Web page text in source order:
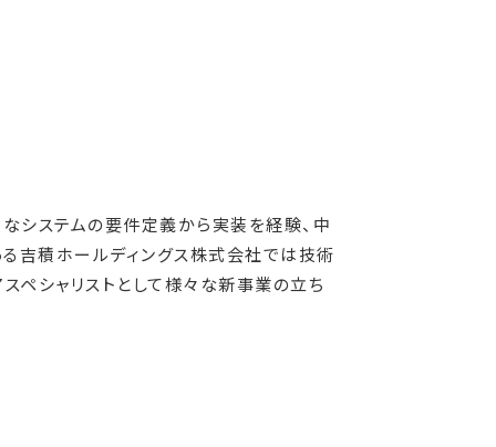
システムの要件定義から実装を経験、中
吉積ホールディングス株式会社では技術
ペシャリストとして様々な新事業の立ち